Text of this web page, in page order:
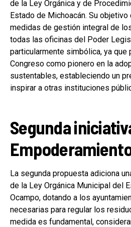
de la Ley Orgánica y de
Estado de Michoacán. Su
medidas de gestión integral de
todas las oficinas del Poder
particularmente simbólica, ya que
Congreso como pionero en la
sustentables, estableciendo un
inspirar a otras instituciones
Segunda
La segunda propuesta adiciona
de la Ley Orgánica Municipal del
Ocampo, dotando a los
necesarias para regular los
medida es fundamental,